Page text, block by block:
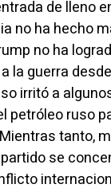
de lleno
no ha hecho
no ha
la guerra
irritó a
ruso
tanto,
se